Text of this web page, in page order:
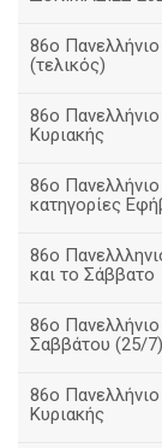
86ο
(τελικός)
86ο
Κυριακής
86ο
κατηγορίες
86ο
και το Σάββατο
86ο
Σαββάτου (25/7)
86o
Κυριακής